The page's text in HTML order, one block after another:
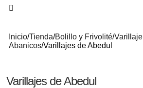
Inicio/Tienda/Bolillo y Frivolité/Varillaje
Abanicos/Varillajes de Abedul
Varillajes de Abedul